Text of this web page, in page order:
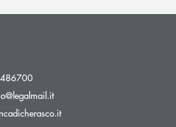
(si apre l’app di posta
(si apre l’app di posta